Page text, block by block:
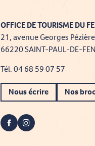
OFFICE DE TOURISME DU
21, avenue Georges
66220 SAINT-PAUL-DE-
Tél. 04 68 59 07 57
Nous écrire Nos